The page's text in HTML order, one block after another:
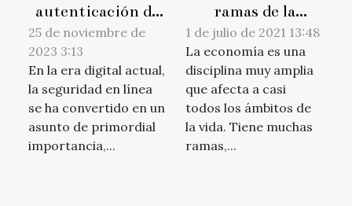
autenticación de
dos factores en
plataformas de
juego online
25 de noviembre de
2023 3:13
En la era digital actual,
la seguridad en línea
se ha convertido en un
asunto de primordial
importancia,...
ramas de la
economía
1 de julio de 2021 13:48
La economía es una
disciplina muy amplia
que afecta a casi
todos los ámbitos de
la vida. Tiene muchas
ramas,...